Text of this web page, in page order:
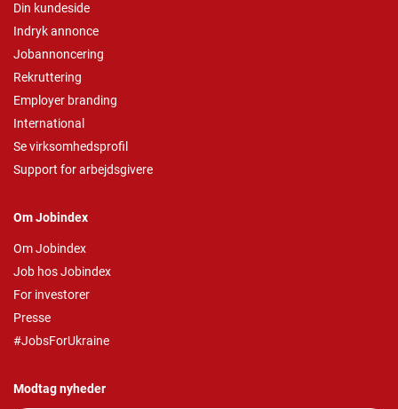
Din kundeside
Indryk annonce
Jobannoncering
Rekruttering
Employer branding
International
Se virksomhedsprofil
Support for arbejdsgivere
Om Jobindex
Om Jobindex
Job hos Jobindex
For investorer
Presse
#JobsForUkraine
Modtag nyheder